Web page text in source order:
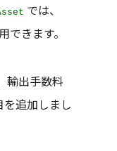
では、
できます。
輸出手数料
追加しまし